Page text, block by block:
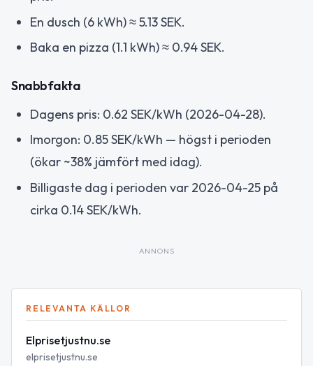
En dusch (6 kWh) ≈ 5.13 SEK.
Baka en pizza (1.1 kWh) ≈ 0.94 SEK.
Snabbfakta
Dagens pris: 0.62 SEK/kWh (2026-04-28).
Imorgon: 0.85 SEK/kWh — högst i perioden
(ökar ~38% jämfört med idag).
Billigaste dag i perioden var 2026-04-25 på
cirka 0.14 SEK/kWh.
ANNONS
RELEVANTA KÄLLOR
Elprisetjustnu.se
elprisetjustnu.se